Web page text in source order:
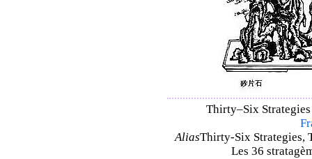
Thirty–Six
AliasThirty-Six Strategies,
Les 36